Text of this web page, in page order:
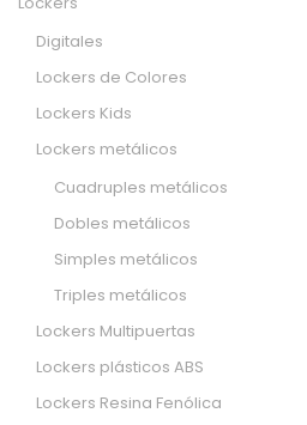
Digitales
Lockers de Colores
Lockers Kids
Lockers metálicos
Cuadruples metálicos
Dobles metálicos
Simples metálicos
Triples metálicos
Lockers Multipuertas
Lockers plásticos ABS
Lockers Resina Fenólica